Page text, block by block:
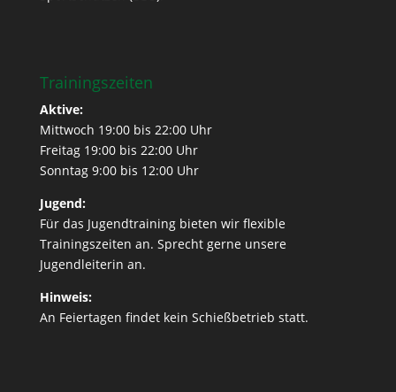
Trainingszeiten
Aktive:
Mittwoch 19:00 bis 22:00 Uhr
Freitag 19:00 bis 22:00 Uhr
Sonntag 9:00 bis 12:00 Uhr
Jugend:
Für das Jugendtraining bieten wir flexible
Trainingszeiten an. Sprecht gerne unsere
Jugendleiterin an.
Hinweis:
An Feiertagen findet kein Schießbetrieb statt.